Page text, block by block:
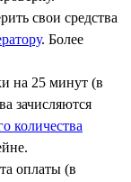
свои средства
. Более
на 25 минут (в
зачисляются
количества
оплаты (в